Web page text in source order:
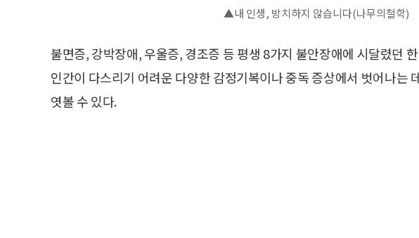
▲내 인생, 방치하지 않습니다(나무의철학)
불면증, 강박장애, 우울증, 경조증 등 평생 8가지 불안장애에 시달렸던
인간이 다스리기 어려운 다양한 감정기복이나 중독 증상에서 벗어나는
엿볼 수 있다.